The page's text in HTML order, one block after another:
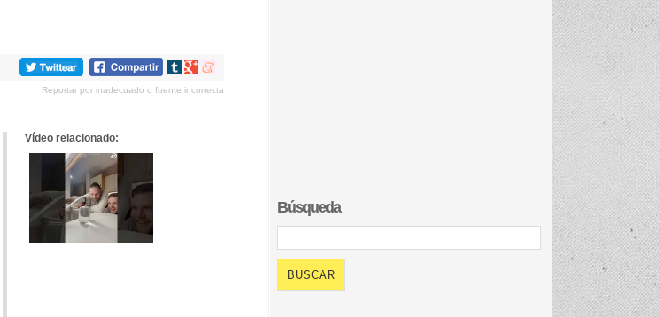
Compartir
tumblr
Compartir
Google+
Compartir
meneame
Reportar por inadecuado o fuente incorrecta
Vídeo relacionado:
Búsqueda